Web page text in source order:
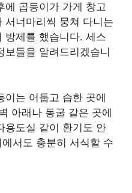
에 곱등이가 가게 창고
서너마리씩 뭉쳐 다니는
방제를 했습니다. 세스
보들을 알려드리겠습니
이는 어둡고 습한 곳에
아래나 동굴 같은 곳에
용도실 같이 환기도 안
서도 충분히 서식할 수